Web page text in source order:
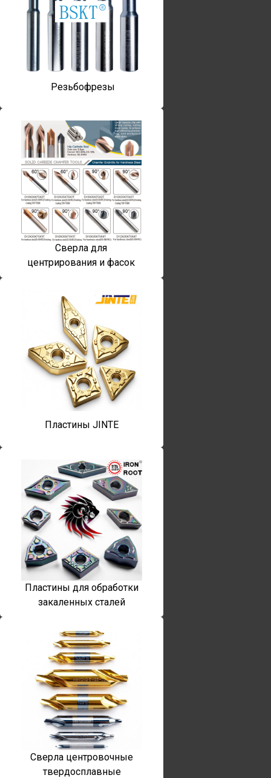
Резьбофрезы
Сверла для
центрирования и фасок
Пластины JINTE
Пластины для обработки
закаленных сталей
Сверла центровочные
твердосплавные